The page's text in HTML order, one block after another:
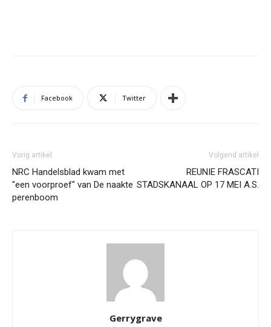
Facebook Twitter
Vorig artikel
NRC Handelsblad kwam met
"een voorproef" van De naakte
perenboom
Volgend artikel
REUNIE FRASCATI
STADSKANAAL OP 17 MEI A.S.
Gerrygrave